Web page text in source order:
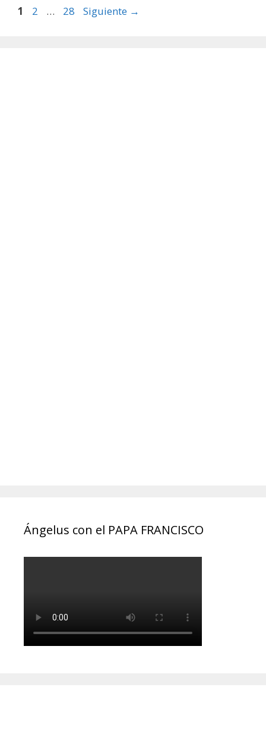
Página
1 Página
2 … Página
28 Siguiente →
Ángelus con el PAPA FRANCISCO